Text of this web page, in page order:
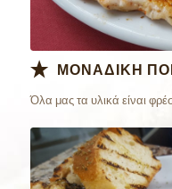
ΜΟΝΑΔΙΚΗ
Όλα μας τα υλικά είναι